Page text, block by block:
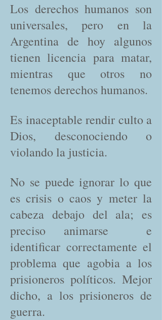
Los derechos humanos son
universales, pero en la
Argentina de hoy algunos
tienen licencia para matar,
mientras que otros no
tenemos derechos humanos.
Es inaceptable rendir culto a
Dios, desconociendo o
violando la justicia.
No se puede ignorar lo que
es crisis o caos y meter la
cabeza debajo del ala; es
preciso animarse e
identificar correctamente el
problema que agobia a los
prisioneros políticos. Mejor
dicho, a los prisioneros de
guerra.